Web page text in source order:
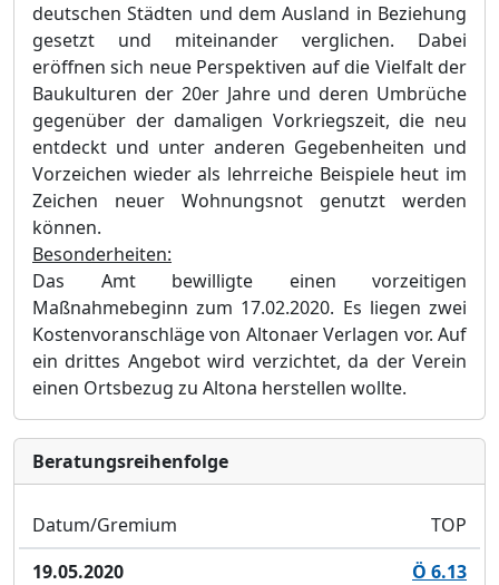
deutschen Städten und dem Ausland in Beziehung
gesetzt und miteinander verglichen. Dabei
eröffnen sich neue Perspektiven auf die Vielfalt der
Baukulturen der 20er Jahre und deren Umbrüche
gegenüber der damaligen Vorkriegszeit, die neu
entdeckt und unter anderen Gegebenheiten und
Vorzeichen wieder als lehrreiche Beispiele heut im
Zeichen neuer Wohnungsnot genutzt werden
können.
Besonderheiten:
Das Amt bewilligte einen vorzeitigen
Maßnahmebeginn zum 17.02.2020. Es liegen zwei
Kostenvoranschläge von Altonaer Verlagen vor. Auf
ein drittes Angebot wird verzichtet, da der Verein
einen Ortsbezug zu Altona herstellen wollte.
Bera­tungs­reihen­folge
Datum/Gremium
TOP
19.05.2020
Ö 6.13